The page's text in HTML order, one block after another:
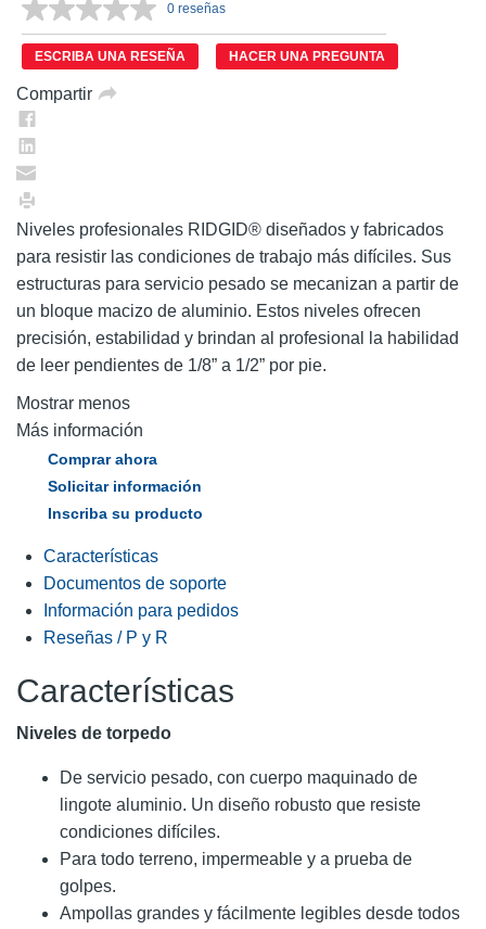
Sin
puntuación.
Enlace
en
0 reseñas
ESCRIBA UNA RESEÑA HACER UNA PREGUNTA
Compartir
Niveles profesionales RIDGID® diseñados y fabricados
para resistir las condiciones de trabajo más difíciles. Sus
estructuras para servicio pesado se mecanizan a partir de
un bloque macizo de aluminio. Estos niveles ofrecen
precisión, estabilidad y brindan al profesional la habilidad
de leer pendientes de 1/8” a 1/2” por pie.
Mostrar menos
Más información
Comprar ahora
Solicitar información
Inscriba su producto
Características
Documentos de soporte
Información para pedidos
Reseñas / P y R
Características
Niveles de torpedo
De servicio pesado, con cuerpo maquinado de
lingote aluminio. Un diseño robusto que resiste
condiciones difíciles.
Para todo terreno, impermeable y a prueba de
golpes.
Ampollas grandes y fácilmente legibles desde todos